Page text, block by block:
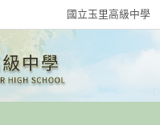
國立玉里高級中學